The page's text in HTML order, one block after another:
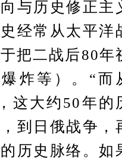
与历史修正主
经常从太平洋
把二战后80年
炸等）。“而
这大约50年的
到日俄战争，
历史脉络。如